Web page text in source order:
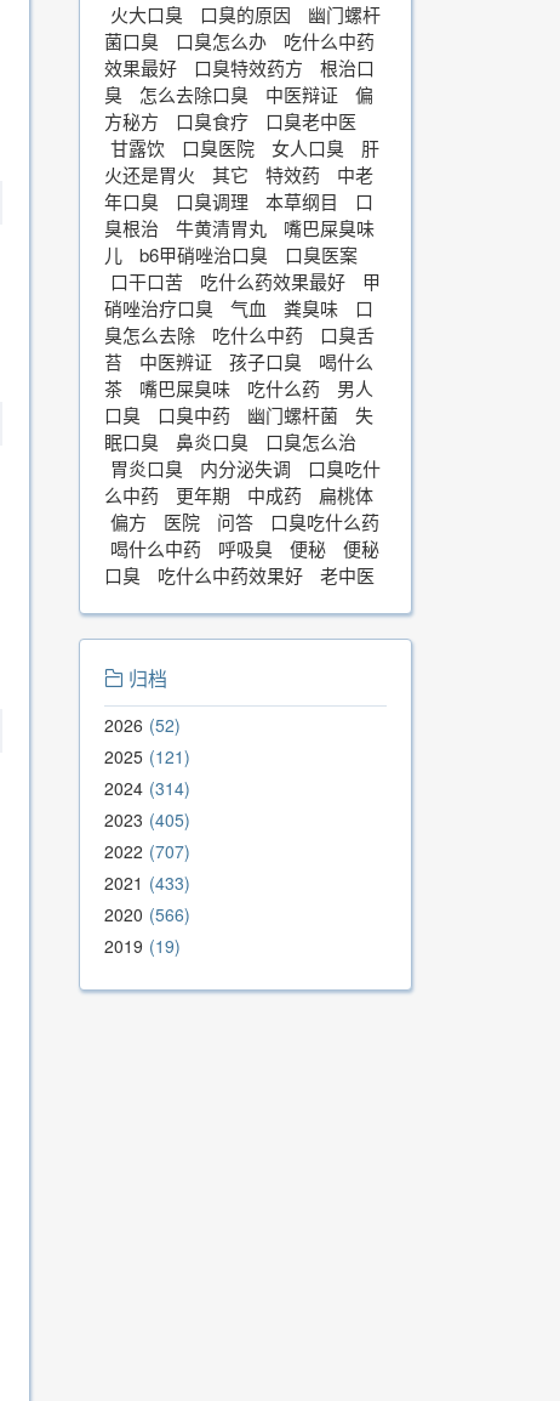
火大口臭 口臭的原因
幽门螺杆
菌口臭
口臭怎么办
吃什么中药
效果最好
口臭特效药方
根治口
臭
怎么去除口臭 中医辩证
偏
方秘方
口臭食疗
口臭老中医
甘露饮
口臭医院 女人口臭
肝
火还是胃火
其它 特效药
中老
年口臭
口臭调理 本草纲目
口
臭根治
牛黄清胃丸
嘴巴屎臭味
儿
b6甲硝唑治口臭
口臭医案
口干口苦
吃什么药效果最好
甲
硝唑治疗口臭
气血 粪臭味
口
臭怎么去除
吃什么中药
口臭舌
苔
中医辨证 孩子口臭
喝什么
茶
嘴巴屎臭味 吃什么药
男人
口臭
口臭中药 幽门螺杆菌
失
眠口臭
鼻炎口臭
口臭怎么治
胃炎口臭
内分泌失调
口臭吃什
么中药
更年期 中成药
扁桃体
偏方
医院 问答
口臭吃什么药
喝什么中药
呼吸臭 便秘
便秘
口臭
吃什么中药效果好 老中医
归档
2026 52
2025 121
2024 314
2023 405
2022 707
2021
433
2020 566
2019 19